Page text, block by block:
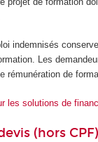
indemnisés
Les
rémunération de
les solutions de
(hors CPF)